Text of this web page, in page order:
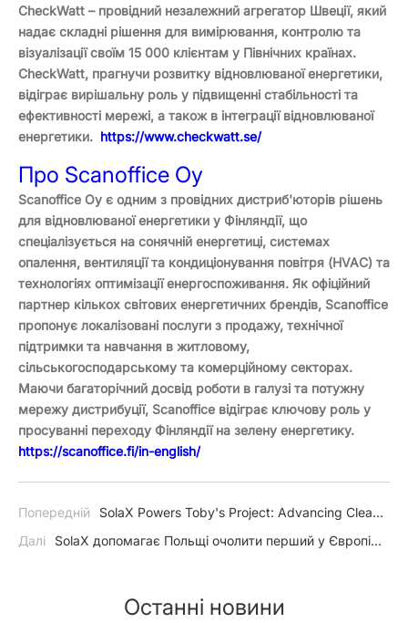
CheckWatt – провідний незалежний агрегатор Швеції, який
надає складні рішення для вимірювання, контролю та
візуалізації своїм 15 000 клієнтам у Північних країнах.
CheckWatt, прагнучи розвитку відновлюваної енергетики,
відіграє вирішальну роль у підвищенні стабільності та
ефективності мережі, а також в інтеграції відновлюваної
енергетики. https://www.checkwatt.se/
Про Scanoffice Oy
Scanoffice Oy є одним з провідних дистриб'юторів рішень
для відновлюваної енергетики у Фінляндії, що
спеціалізується на сонячній енергетиці, системах
опалення, вентиляції та кондиціонування повітря (HVAC) та
технологіях оптимізації енергоспоживання. Як офіційний
партнер кількох світових енергетичних брендів, Scanoffice
пропонує локалізовані послуги з продажу, технічної
підтримки та навчання в житловому,
сільськогосподарському та комерційному секторах.
Маючи багаторічний досвід роботи в галузі та потужну
мережу дистрибуції, Scanoffice відіграє ключову роль у
просуванні переходу Фінляндії на зелену енергетику.
https://scanoffice.fi/in-english/
Попередній
SolaX Powers Toby's Project: Advancing Clean
Energy and Community Care
Далі
SolaX допомагає Польщі очолити перший у Європі
Останні новини